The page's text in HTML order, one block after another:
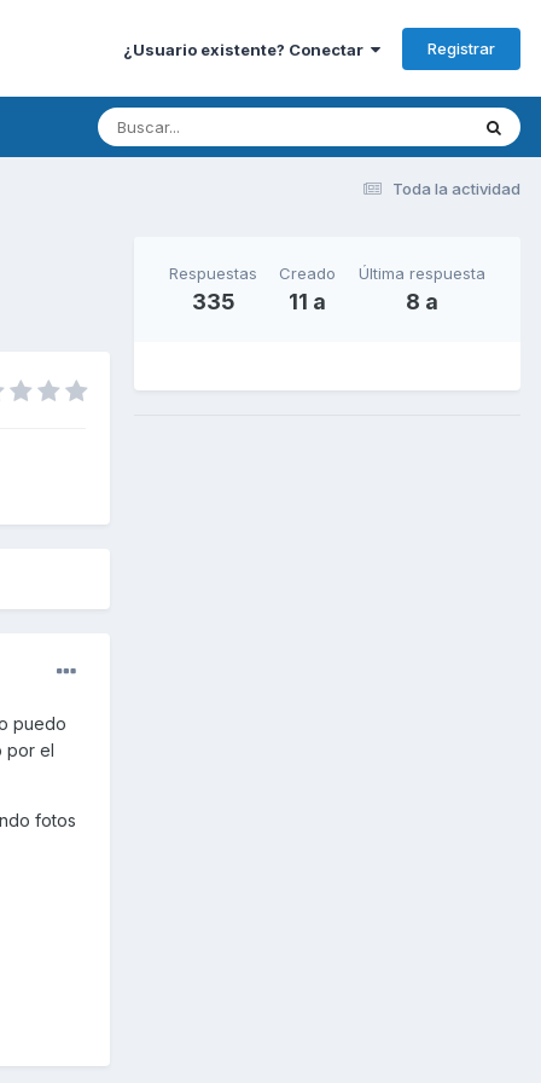
¿Usuario existente? Conectar Registrar
Toda la actividad
puedo
por el
fotos
Respuestas
335
Creado
11 a
Última respuesta
8 a